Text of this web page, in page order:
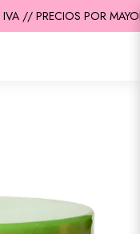
// PRECIOS POR